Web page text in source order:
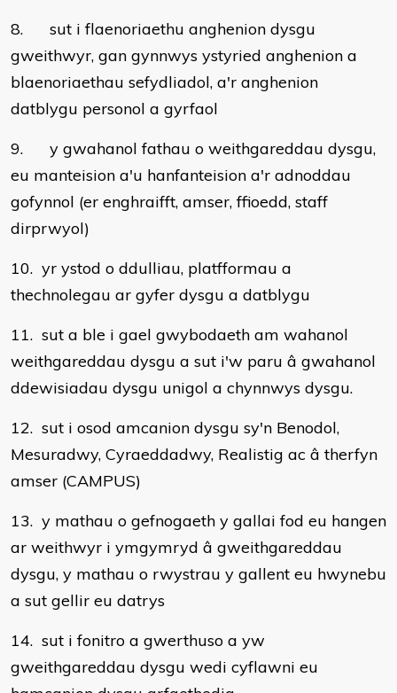
8. sut i flaenoriaethu anghenion dysgu
gweithwyr, gan gynnwys ystyried anghenion a
blaenoriaethau sefydliadol, a'r anghenion
datblygu personol a gyrfaol
9. y gwahanol fathau o weithgareddau dysgu,
eu manteision a'u hanfanteision a'r adnoddau
gofynnol (er enghraifft, amser, ffioedd, staff
dirprwyol)
10. yr ystod o ddulliau, platfformau a
thechnolegau ar gyfer dysgu a datblygu
11. sut a ble i gael gwybodaeth am wahanol
weithgareddau dysgu a sut i'w paru â gwahanol
ddewisiadau dysgu unigol a chynnwys dysgu.
12. sut i osod amcanion dysgu sy'n Benodol,
Mesuradwy, Cyraeddadwy, Realistig ac â therfyn
amser (CAMPUS)
13. y mathau o gefnogaeth y gallai fod eu hangen
ar weithwyr i ymgymryd â gweithgareddau
dysgu, y mathau o rwystrau y gallent eu hwynebu
a sut gellir eu datrys
14. sut i fonitro a gwerthuso a yw
gweithgareddau dysgu wedi cyflawni eu